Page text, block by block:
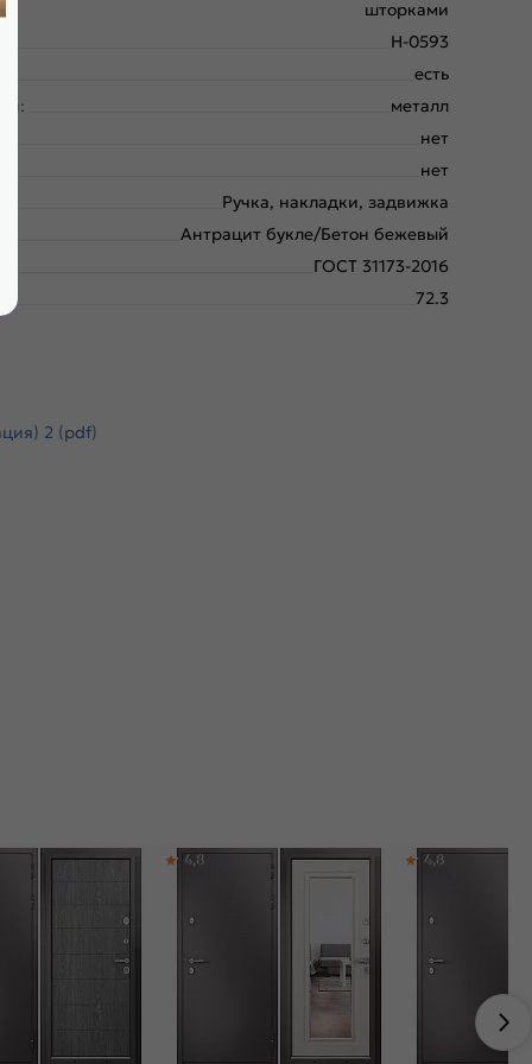
шторками
Н-0593
есть
металл
нет
нет
Ручка, накладки, задвижка
Антрацит букле/Бетон бежевый
ГОСТ 31173-2016
72.3
2 (pdf)
4,8 4,8